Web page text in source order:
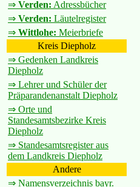
⇒ Verden: Adressbücher
⇒ Verden: Läutelregister
⇒ Wittlohe: Meierbriefe
Kreis Diepholz
⇒ Gedenken Landkreis
Diepholz
⇒ Lehrer und Schüler der
Präparandenanstalt Diepholz
⇒ Orte und
Standesamtsbezirke Kreis
Diepholz
⇒ Standesamtsregister aus
dem Landkreis Diepholz
Andere
⇒ Namensverzeichnis bayr.